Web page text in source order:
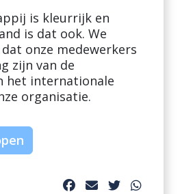
is kleurrijk en
is dat ook. We
onze medewerkers
zijn van de
het internationale
organisatie.